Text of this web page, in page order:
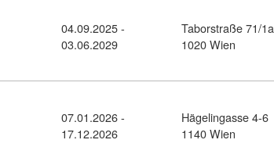
Ausbildung (9466395)
04.09.2025 -
03.06.2029
Taborstraße 71/1a
1020 Wien
"Fachkraft" (10534215)
07.01.2026 -
17.12.2026
Hägelingasse 4-6
1140 Wien